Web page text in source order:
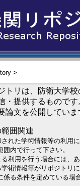
>
トリは、防衛大学
提供するものです
文を公開していま
囲関連
された学術情報等の利用
内で行って下さい。
る利用を行う場合には、
術情報等がリポジトリ
係る条件を定めている場